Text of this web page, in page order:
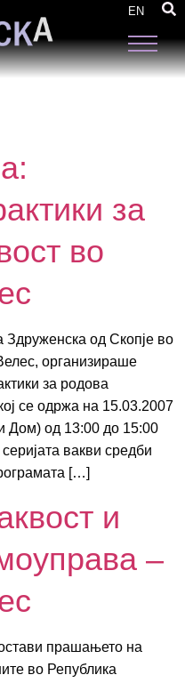
EN
за
во
Здруженска од Скопје во
организираше
за родова
се одржа на 15.03.2007
Дом) од 13:00 до 15:00
вакви средби
[…]
и
–
прашањето на
во Република